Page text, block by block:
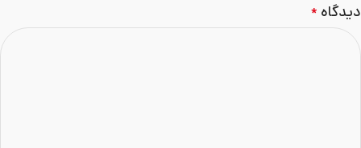
دیدگاه *